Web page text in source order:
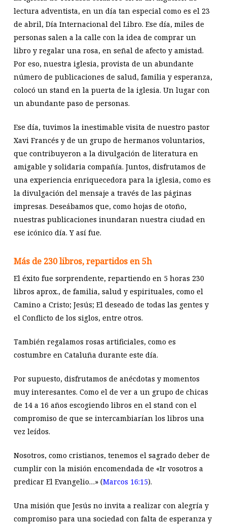
lectura adventista, en un día tan especial como es el 23
de abril, Día Internacional del Libro. Ese día, miles de
personas salen a la calle con la idea de comprar un
libro y regalar una rosa, en señal de afecto y amistad.
Por eso, nuestra iglesia, provista de un abundante
número de publicaciones de salud, familia y esperanza,
colocó un stand en la puerta de la iglesia. Un lugar con
un abundante paso de personas.
Ese día, tuvimos la inestimable visita de nuestro pastor
Xavi Francés y de un grupo de hermanos voluntarios,
que contribuyeron a la divulgación de literatura en
amigable y solidaria compañía. Juntos, disfrutamos de
una experiencia enriquecedora para la iglesia, como es
la divulgación del mensaje a través de las páginas
impresas. Deseábamos que, como hojas de otoño,
nuestras publicaciones inundaran nuestra ciudad en
ese icónico día. Y así fue.
Más de 230 libros, repartidos en 5h
El éxito fue sorprendente, repartiendo en 5 horas 230
libros aprox., de familia, salud y espirituales, como el
Camino a Cristo; Jesús; El deseado de todas las gentes y
el Conflicto de los siglos, entre otros.
También regalamos rosas artificiales, como es
costumbre en Cataluña durante este día.
Por supuesto, disfrutamos de anécdotas y momentos
muy interesantes. Como el de ver a un grupo de chicas
de 14 a 16 años escogiendo libros en el stand con el
compromiso de que se intercambiarían los libros una
vez leídos.
Nosotros, como cristianos, tenemos el sagrado deber de
cumplir con la misión encomendada de «Ir vosotros a
predicar El Evangelio…» (Marcos 16:15).
Una misión que Jesús no invita a realizar con alegría y
compromiso para una sociedad con falta de esperanza y